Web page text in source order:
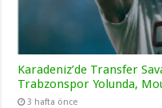
Karadeniz’de Transfer
Trabzonspor Yolunda,
3 hafta önce